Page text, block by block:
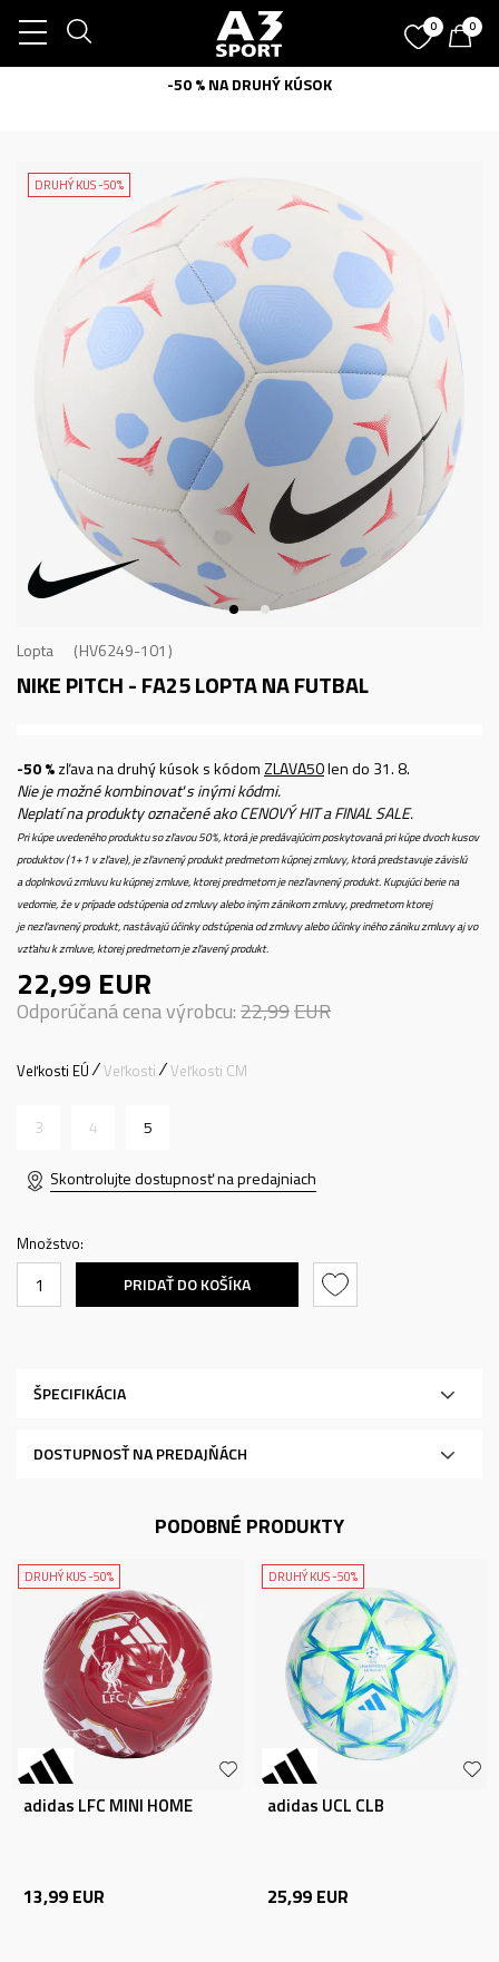
0 0
-50 % NA DRUHÝ KÚSOK
DRUHÝ KUS -50%
Lopta HV6249-101
NIKE PITCH - FA25LOPTA NA FUTBAL
-50 %zľava na druhý kúsok s kódomZLAVA50len do 31. 8.
Nie je možné kombinovať s inými kódmi.
Neplatí na produkty označené ako CENOVÝ HIT a FINAL SALE.
Pri kúpe uvedeného produktu so zľavou 50%, ktorá je predávajúcim poskytovaná pri kúpe dvoch kusov
produktov (1+1 v zľave), je zľavnený produkt predmetom kúpnej zmluvy, ktorá predstavuje závislú
a doplnkovú zmluvu ku kúpnej zmluve, ktorej predmetom je nezľavnený produkt. Kupujúci berie na
vedomie, že v prípade odstúpenia od zmluvy alebo iným zánikom zmluvy, predmetom ktorej
je nezľavnený produkt, nastávajú účinky odstúpenia od zmluvy alebo účinky iného zániku zmluvy aj vo
vzťahu k zmluve, ktorej predmetom je zľavený produkt.
22,99 EUR
Odporúčaná cena výrobcu:22,99EUR
Veľkosti EÚ Veľkosti Veľkosti CM
3 4 5
Skontrolujte dostupnosť na predajniach
Množstvo:
PRIDAŤ DO KOŠÍKA
ŠPECIFIKÁCIA
DOSTUPNOSŤ NA PREDAJŇÁCH
PODOBNÉ PRODUKTY
DRUHÝ KUS -50%
adidas LFC MINI HOME
13,99 EUR
DRUHÝ KUS -50%
adidas UCL CLB
25,99 EUR